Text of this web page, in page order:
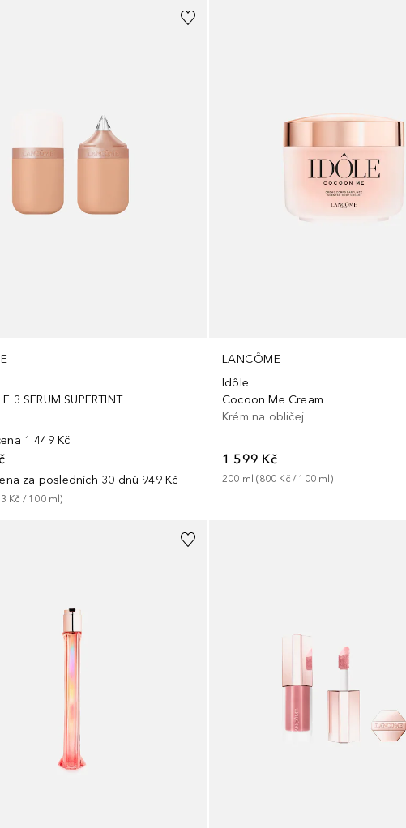
3 SERUM SUPERTINT
1 449 Kč
za posledních 30 dnů 949 Kč
Kč / 100 ml)
LANCÔME
Idôle
Cocoon Me Cream
Krém na obličej
1 599 Kč
200 ml (800 Kč / 100 ml)